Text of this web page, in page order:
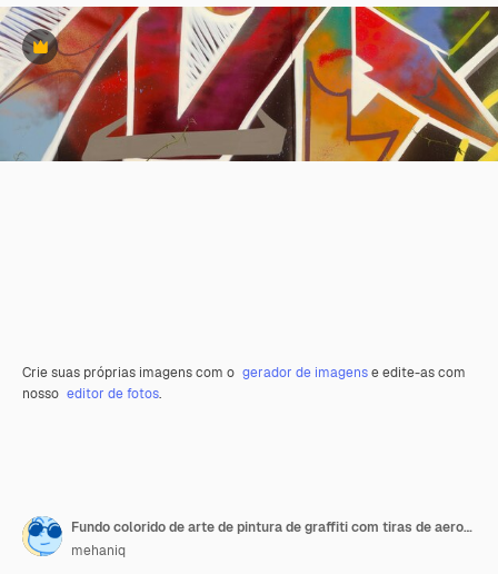
Premium
Crie suas próprias imagens com o gerador de imagense edite-as com
nosso editor de fotos.
Fundo colorido de arte de pintura de graffiti com tiras de aerossol brilhantes na parede de metal
mehaniq